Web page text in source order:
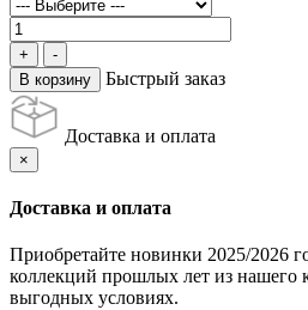
В корзину Быстрый заказ
Доставка и оплата
×
Доставка и оплата
Приобретайте новинки 2025/2026
коллекций прошлых лет из нашего
выгодных условиях.